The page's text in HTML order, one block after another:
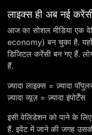
लाइक्स ही अब नई
आज का सोशल मीडिया एक
economy) बन चुका है.
डिजिटल करेंसी बन गए हैं.
हैं.
ज़्यादा लाइक्स = ज़्यादा
ज़्यादा व्यूज़ = ज़्यादा इंपोर्टेंस
इसी वेलिडेशन को पाने के
हैं. इवेंट में जाने की जगह